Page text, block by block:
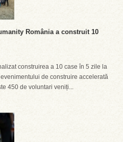
România a construit 10
construirea a 10 case în 5 zile la
de construire accelerată
450 de voluntari veniți...